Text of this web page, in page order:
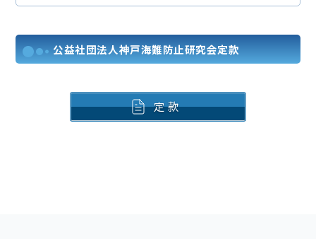
公益社団法人神戸海難防止研究会定款
定 款